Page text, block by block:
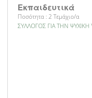
Εκπαιδευτικά
Ποσότητα : 2 Τεμάχιο/α
ΣΥΛΛΟΓΟΣ ΓΙΑ ΤΗΝ ΨΥΧΙΚΗ